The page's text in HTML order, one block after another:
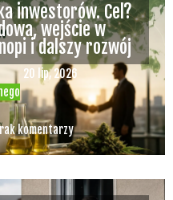
20 lip, 2026
inwestorów. Cel?
wejście w
i dalszy rozwój
komentarzy